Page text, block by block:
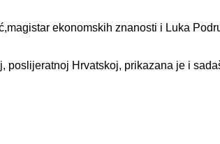
ekonomskih znanosti i Luka
poslijeratnoj Hrvatskoj, prikazana je i